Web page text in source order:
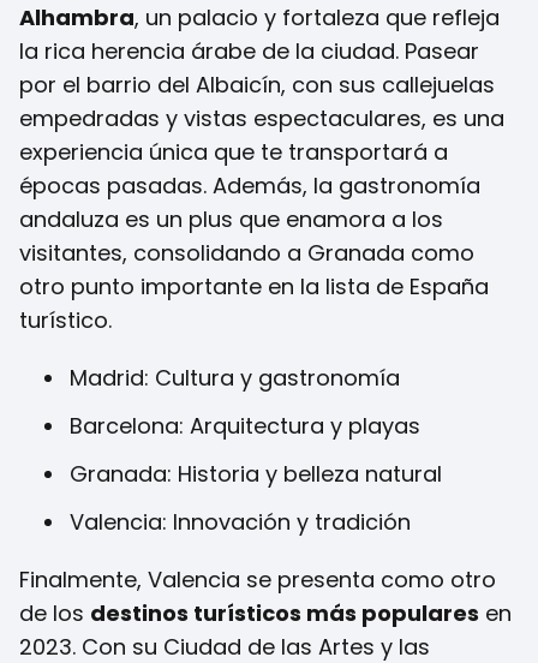
Alhambra, un palacio y fortaleza que refleja
la rica herencia árabe de la ciudad. Pasear
por el barrio del Albaicín, con sus callejuelas
empedradas y vistas espectaculares, es una
experiencia única que te transportará a
épocas pasadas. Además, la gastronomía
andaluza es un plus que enamora a los
visitantes, consolidando a Granada como
otro punto importante en la lista de España
turístico.
Madrid: Cultura y gastronomía
Barcelona: Arquitectura y playas
Granada: Historia y belleza natural
Valencia: Innovación y tradición
Finalmente, Valencia se presenta como otro
de los destinos turísticos más populares en
2023. Con su Ciudad de las Artes y las